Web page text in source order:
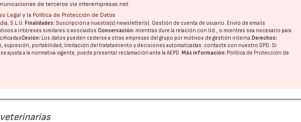
de terceros vía interempresas.net
Legal y la Política de Protección de Datos
S.L.U. Finalidades: Suscripción a nuestra(s) newsletter(s). Gestión de cuenta de usuario. Envío de emails
a intereses similares o asociados.Conservación: mientras dure la relación con Ud., o mientras sea necesario para
Cesión: Los datos pueden cederse a otras empresas del grupo por motivos de gestión interna. Derechos:
portabilidad, limitación del tratatamiento y decisiones automatizadas: contacte con nuestro DPD. Si
ajusta a la normativa vigente, puede presentar reclamación ante laAEPD. Más información: Política de Protección de